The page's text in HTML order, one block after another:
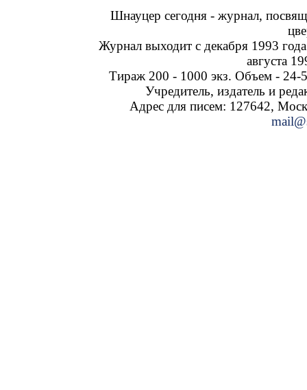
Шнауцер сегодня - журнал,
Журнал выходит с декабря 1993
августа
Тираж 200 - 1000 экз. Объем - 24-
Учредитель, издатель и
Адрес для писем: 127642,